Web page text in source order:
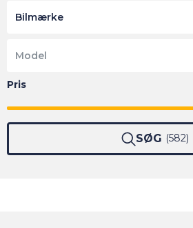
Bilmærke
Model
SØG 582